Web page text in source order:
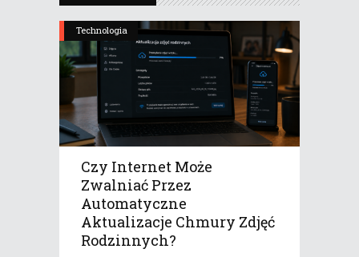
Technologia
Czy Internet Może
Zwalniać Przez
Automatyczne
Aktualizacje Chmury Zdjęć
Rodzinnych?